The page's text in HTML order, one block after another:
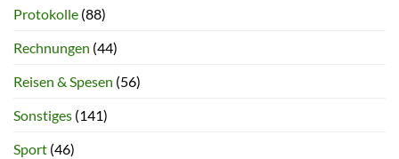
Protokolle (88)
Rechnungen (44)
Reisen & Spesen (56)
Sonstiges (141)
Sport (46)